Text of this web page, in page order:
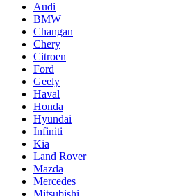
Audi
BMW
Changan
Chery
Citroen
Ford
Geely
Haval
Honda
Hyundai
Infiniti
Kia
Land Rover
Mazda
Mercedes